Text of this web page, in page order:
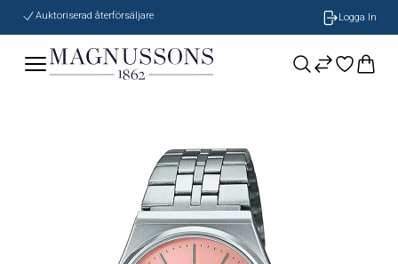
Auktoriserad återförsäljare Logga In